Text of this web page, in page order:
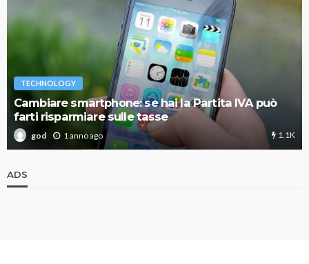
TECHNOLOGY
Cambiare smartphone: se hai la Partita IVA può
farti risparmiare sulle tasse
god 1 anno ago 1.1K
ADS